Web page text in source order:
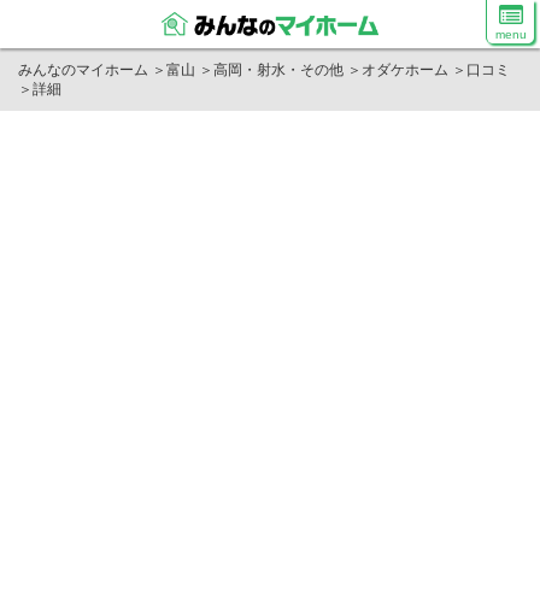
menu
みんなのマイホーム ＞ 富山 ＞ 高岡・射水・その他 ＞ オダケホーム ＞ 口コミ
＞ 詳細